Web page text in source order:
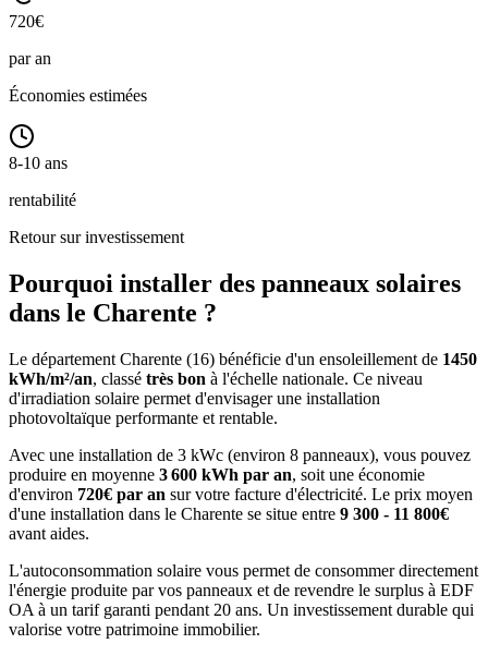
720€
par an
Économies estimées
8-10 ans
rentabilité
Retour sur investissement
Pourquoi installer des panneaux solaires
dans le Charente ?
Le département Charente (16) bénéficie d'un ensoleillement de 1450
kWh/m²/an, classé très bon à l'échelle nationale. Ce niveau
d'irradiation solaire permet d'envisager une installation
photovoltaïque performante et rentable.
Avec une installation de 3 kWc (environ 8 panneaux), vous pouvez
produire en moyenne 3 600 kWh par an, soit une économie
d'environ 720€ par an sur votre facture d'électricité. Le prix moyen
d'une installation dans le Charente se situe entre 9 300 - 11 800€
avant aides.
L'autoconsommation solaire vous permet de consommer directement
l'énergie produite par vos panneaux et de revendre le surplus à EDF
OA à un tarif garanti pendant 20 ans. Un investissement durable qui
valorise votre patrimoine immobilier.